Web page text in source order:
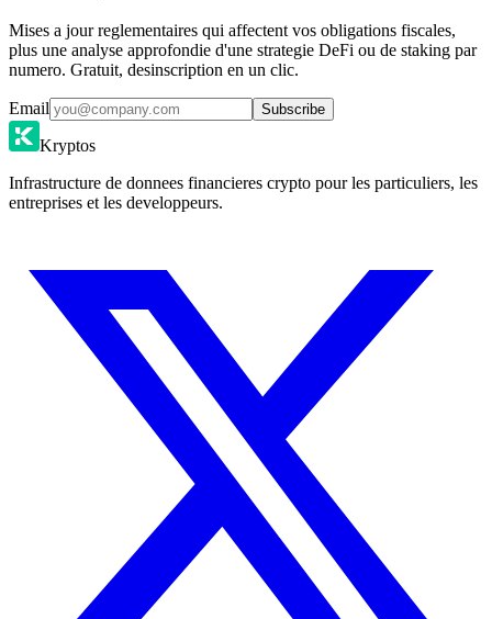
Mises a jour reglementaires qui affectent vos obligations fiscales,
plus une analyse approfondie d'une strategie DeFi ou de staking par
numero. Gratuit, desinscription en un clic.
Email Subscribe
Kryptos
Infrastructure de donnees financieres crypto pour les particuliers, les
entreprises et les developpeurs.